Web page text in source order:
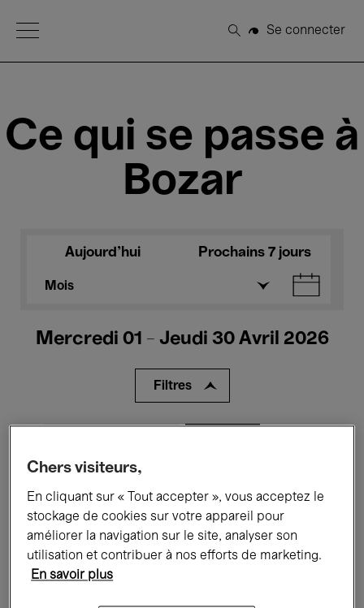
Open Menu
Rechercher
Se connecter
Ce qui se passe à
Bozar
Aujourd'hui Prochains 7 jours
Mois
Mercredi 01 - Jeudi 30 Avril 2026
Filtres
Expositions
Rencontres & Débats Jazz
Musique classique Global Music
Chers visiteurs,
En cliquant sur « Tout accepter », vous acceptez le
stockage de cookies sur votre appareil pour
améliorer la navigation sur le site, analyser son
utilisation et contribuer à nos efforts de marketing.
En savoir plus